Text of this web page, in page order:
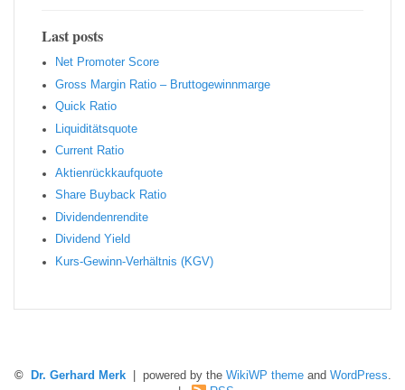
Last posts
Net Promoter Score
Gro ss Margin Ratio – Bruttogewinnmarge
Quic k Ratio
Liquiditätsquote
Current Ratio
Aktienrückkaufquote
Sha re Buyback Ratio
Dividendenrendite
Dividend Yield
Kurs-Gewinn-Verhältnis (KGV)
© Dr. Gerhard Merk| powered by the WikiWP themeand WordPress.